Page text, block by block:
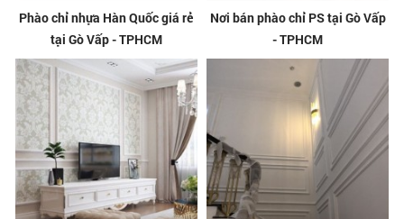
Phào chỉ nhựa Hàn Quốc giá rẻ
tại Gò Vấp - TPHCM
Nơi bán phào chỉ PS tại Gò Vấp
- TPHCM